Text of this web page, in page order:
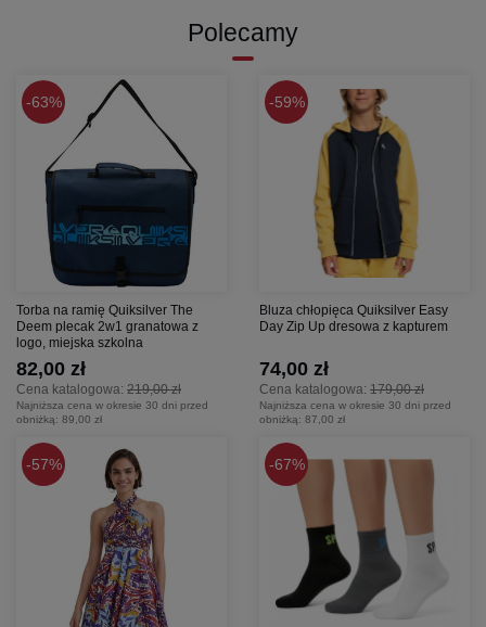
Polecamy
63%
Torba na ramię Quiksilver The
Deem plecak 2w1 granatowa z
logo, miejska szkolna
Cena katalogowa: 219,00 zł
82,00 zł
Najniższa cena w okresie 30 dni przed
obniżką: 89,00 zł
59%
Bluza chłopięca Quiksilver Easy
Day Zip Up dresowa z kapturem
Cena katalogowa: 179,00 zł
74,00 zł
Najniższa cena w okresie 30 dni przed
obniżką: 87,00 zł
57% 67%